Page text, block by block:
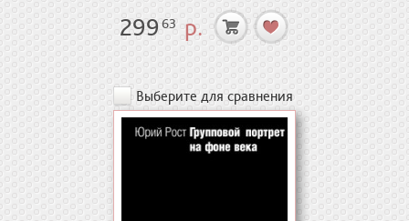
299 63 р.
Выберите для сравнения